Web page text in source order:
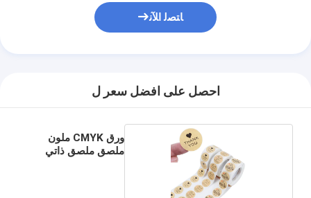
ﺎﺘﺼﻟ ﺍﻶﻧ
احصل على افضل سعر ل
ورق CMYK ملون
ملصق ملصق ذاتي